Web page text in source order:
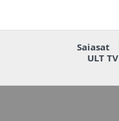
Saiasat
ULT TV